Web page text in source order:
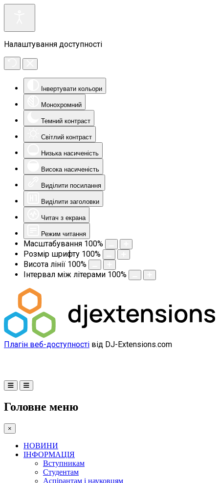
Налаштування доступності
Інвертувати кольори
Монохромний
Темний контраст
Світлий контраст
Низька насиченість
Висока насиченість
Виділити посилання
Виділити заголовки
Читач з екрана
Режим читання
Масштабування 100%
Розмір шрифту 100%
Висота лінії 100%
Інтервал між літерами 100%
Плагін веб-доступності від DJ-Extensions.com
Головне меню
×
НОВИНИ
ІНФОРМАЦІЯ
Вступникам
Студентам
Аспірантам і науковцям